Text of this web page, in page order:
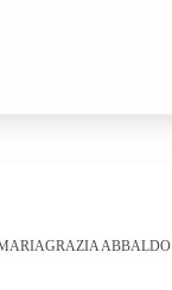
ABBALDO